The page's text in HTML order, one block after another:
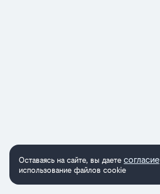
Оставаясь на сайте, вы даете согласие
использование файлов cookie